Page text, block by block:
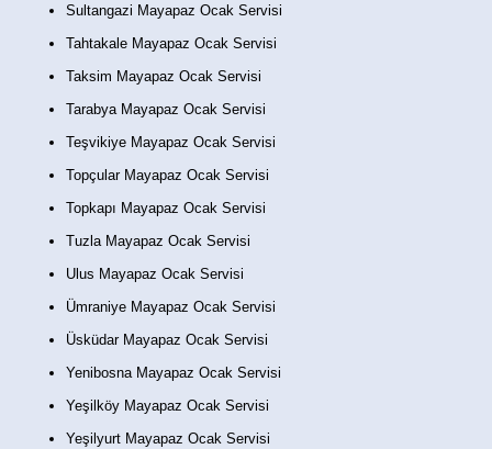
Sultangazi Mayapaz Ocak Servisi
Tahtakale Mayapaz Ocak Servisi
Taksim Mayapaz Ocak Servisi
Tarabya Mayapaz Ocak Servisi
Teşvikiye Mayapaz Ocak Servisi
Topçular Mayapaz Ocak Servisi
Topkapı Mayapaz Ocak Servisi
Tuzla Mayapaz Ocak Servisi
Ulus Mayapaz Ocak Servisi
Ümraniye Mayapaz Ocak Servisi
Üsküdar Mayapaz Ocak Servisi
Yenibosna Mayapaz Ocak Servisi
Yeşilköy Mayapaz Ocak Servisi
Yeşilyurt Mayapaz Ocak Servisi